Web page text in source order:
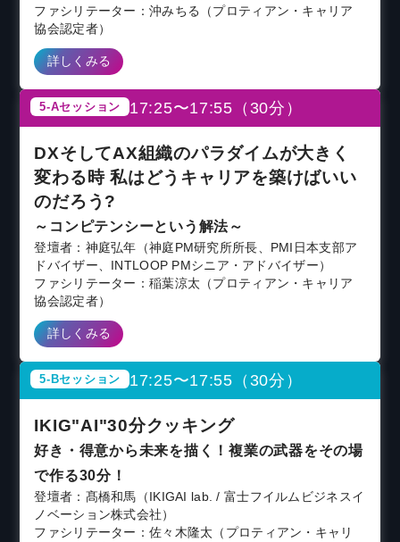
ファシリテーター：沖みちる（プロティアン・キャリア
協会認定者）
詳しくみる
5-Aセッション 17:25〜17:55（30分）
DXそしてAX組織のパラダイムが大きく
変わる時 私はどうキャリアを築けばいい
のだろう?
～コンピテンシーという解法～
登壇者：神庭弘年（神庭PM研究所所長、PMI日本支部ア
ドバイザー、INTLOOP PMシニア・アドバイザー）
ファシリテーター：稲葉涼太（プロティアン・キャリア
協会認定者）
詳しくみる
5-Bセッション 17:25〜17:55（30分）
IKIG"AI"30分クッキング
好き・得意から未来を描く！複業の武器をその場
で作る30分！
登壇者：髙橋和馬（IKIGAI lab. / 富士フイルムビジネスイ
ノベーション株式会社）
ファシリテーター：佐々木隆太（プロティアン・キャリ